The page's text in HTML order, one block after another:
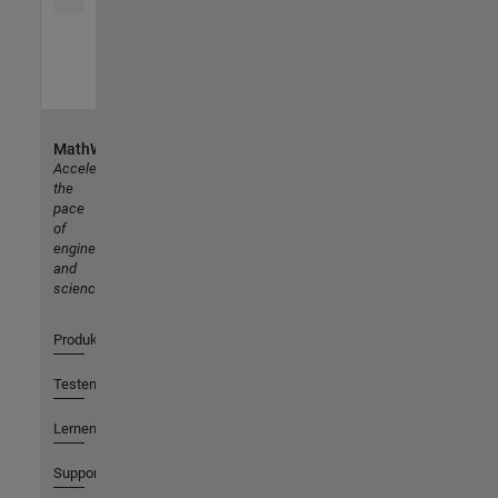
MathWorks
Accelerating
the
pace
of
engineering
and
science
Produkte
Testen oder Kaufen
Lernen
Support